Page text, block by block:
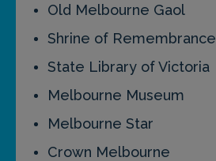
Old Melbourne Gaol
Shrine of Remembrance
State Library of Victoria
Melbourne Museum
Melbourne Star
Crown Melbourne